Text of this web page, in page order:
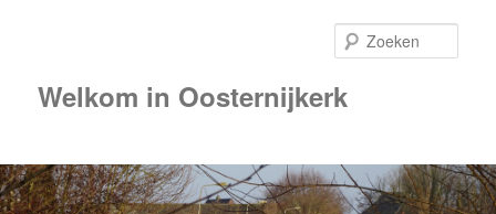
Welkom in Oosternijkerk